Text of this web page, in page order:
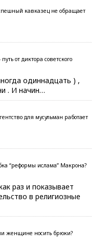
кавказец не обращает
от диктора советского
одиннадцать ) ,
. И начин…
для мусульман работает
“реформы ислама” Макрона?
раз и показывает
в религиозные
женщине носить брюки?